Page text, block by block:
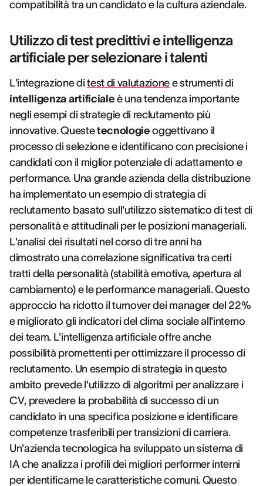
compatibilità tra un candidato e la cultura aziendale.
Utilizzo di test predittivi e intelligenza
artificiale per selezionare i talenti
L'integrazione ditest di valutazione e strumenti di
intelligenza artificiale è una tendenza importante
negli esempi di strategie di reclutamento più
innovative. Questetecnologie oggettivano il
processo di selezione e identificano con precisione i
candidati con il miglior potenziale di adattamento e
performance. Una grande azienda della distribuzione
ha implementato un esempio di strategia di
reclutamento basato sull'utilizzo sistematico di test di
personalità e attitudinali per le posizioni manageriali.
L'analisi dei risultati nel corso di tre anni ha
dimostrato una correlazione significativa tra certi
tratti della personalità (stabilità emotiva, apertura al
cambiamento) e le performance manageriali. Questo
approccio ha ridotto il turnover dei manager del 22%
e migliorato gli indicatori del clima sociale all'interno
dei team. L'intelligenza artificiale offre anche
possibilità promettenti per ottimizzare il processo di
reclutamento. Un esempio di strategia in questo
ambito prevede l'utilizzo di algoritmi per analizzare i
CV, prevedere la probabilità di successo di un
candidato in una specifica posizione e identificare
competenze trasferibili per transizioni di carriera.
Un'azienda tecnologica ha sviluppato un sistema di
IA che analizza i profili dei migliori performer interni
per identificarne le caratteristiche comuni. Questo